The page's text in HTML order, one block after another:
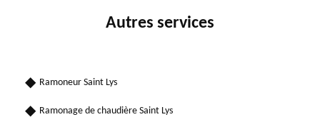
Autres services
Ramoneur Saint Lys
Ramonage de chaudière Saint Lys